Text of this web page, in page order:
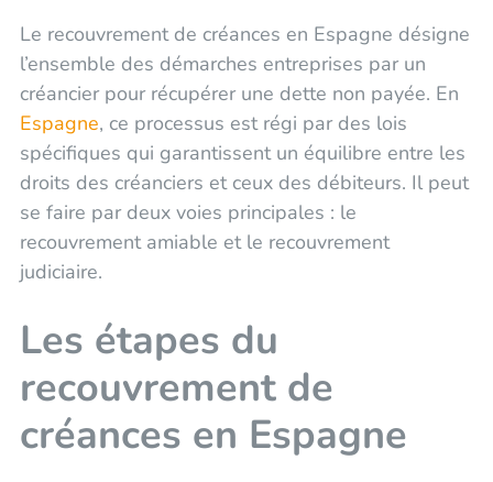
Le recouvrement de créances en Espagne désigne
l’ensemble des démarches entreprises par un
créancier pour récupérer une dette non payée. En
Espagne, ce processus est régi par des lois
spécifiques qui garantissent un équilibre entre les
droits des créanciers et ceux des débiteurs. Il peut
se faire par deux voies principales : le
recouvrement amiable et le recouvrement
judiciaire.
Les étapes du
recouvrement de
créances en Espagne